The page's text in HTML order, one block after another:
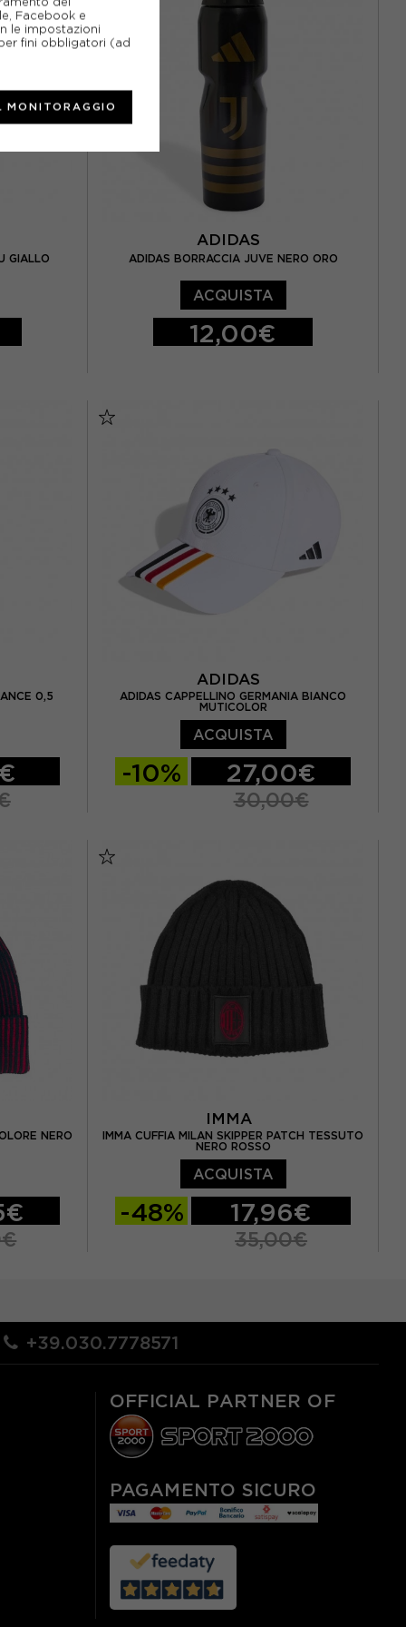
GIALLO
ADIDAS
ADIDAS BORRACCIA JUVE NERO ORO
ACQUISTA
12,00€
0,5
ADIDAS
ADIDAS CAPPELLINO GERMANIA BIANCO
MUTICOLOR
ACQUISTA
-10% 27,00€
30,00€
NERO
IMMA
IMMA CUFFIA MILAN SKIPPER PATCH TESSUTO
NERO ROSSO
ACQUISTA
-48% 17,96€
35,00€
+39.030.7778571
OFFICIAL PARTNER OF
PAGAMENTO SICURO
Facebook e
le impostazioni
fini obbligatori (ad
MONITORAGGIO